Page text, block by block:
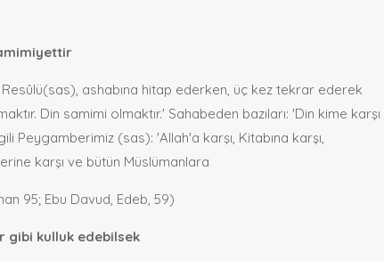
ashabına hitap ederken, üç kez tekrar ederek
Din samimi olmaktır.' Sahabeden bazıları: 'Din kime karşı
Peygamberimiz (sas): 'Allah'a karşı, Kitabına karşı,
karşı ve bütün Müslümanlara
95; Ebu Davud, Edeb, 59)
gibi kulluk edebilsek